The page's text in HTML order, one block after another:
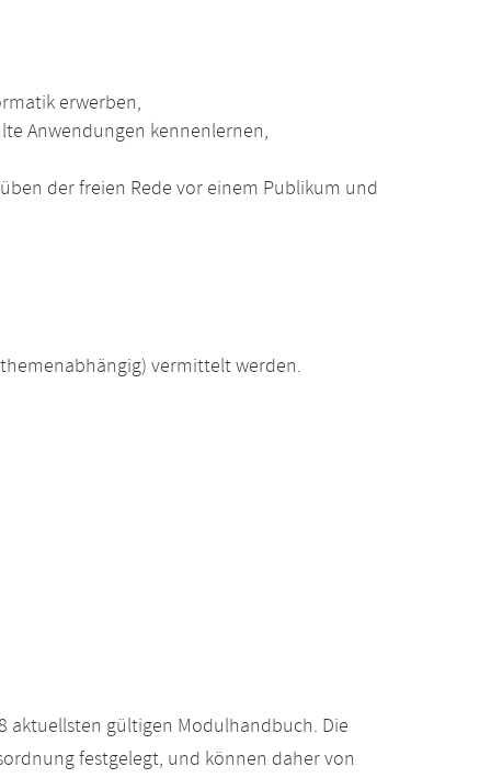
erwerben,
Anwendungen kennenlernen,
der freien Rede vor einem Publikum und
vermittelt werden.
aktuellsten gültigen Modulhandbuch. Die
festgelegt, und können daher von